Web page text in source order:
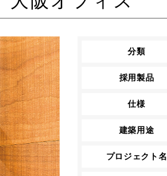
分類
採用製品
仕様
建築用途
プロジェクト名